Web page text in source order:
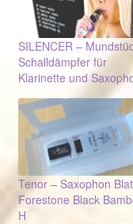
SILENCER –
Schalldämpfer für
Klarinette und
Tenor – Saxophon
Forestone Black
H